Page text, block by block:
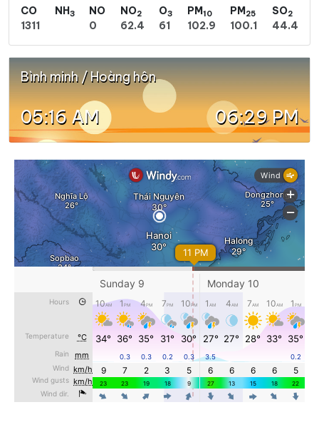
CO
1311
NH3
NO
0
NO2
62.4
O3
61
PM10
102.9
PM25
100.1
SO2
44.4
Bình minh / Hoàng hôn
05:16 AM 06:29 PM